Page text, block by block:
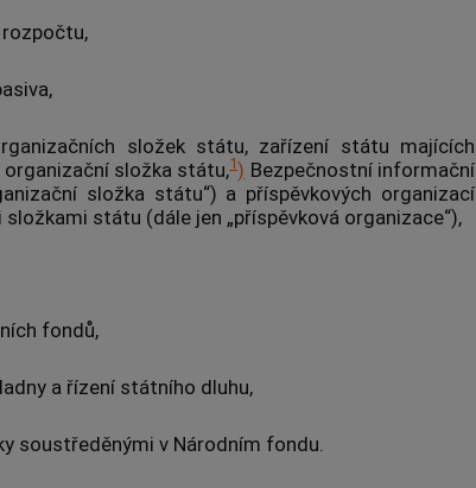
složek státu, zařízení státu majících
složka státu,1) Bezpečnostní informační
složka státu“) a příspěvkových organizací
státu (dále jen „příspěvková organizace“),
fondů,
a řízení státního dluhu,
soustředěnými v Národním fondu.